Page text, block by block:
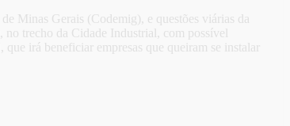
Minas Gerais (Codemig), e questões viárias da
trecho da Cidade Industrial, com possível
irá beneficiar empresas que queiram se instalar